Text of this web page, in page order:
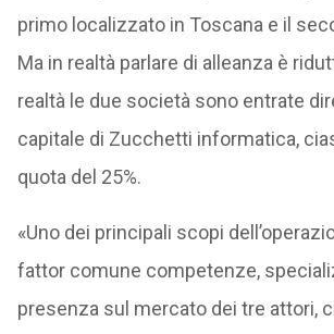
primo localizzato in Toscana e il
Ma in realtà parlare di alleanza è
realtà le due società sono entrate
capitale di Zucchetti informatica,
quota del 25%.
«Uno dei principali scopi
fattor comune competenze,
presenza sul mercato dei tre attori,